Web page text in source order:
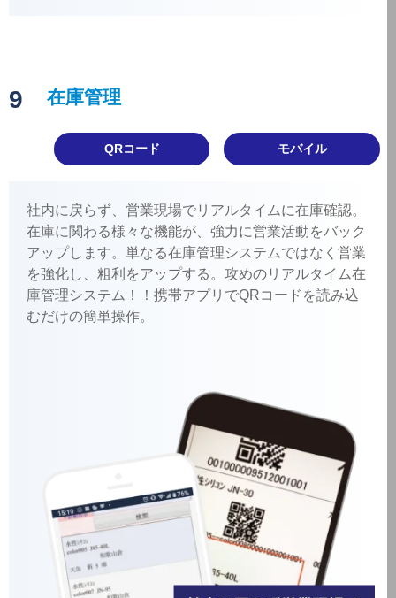
9 在庫管理
QRコード モバイル
社内に戻らず、営業現場でリアルタイムに在庫確認。
在庫に関わる様々な機能が、強力に営業活動をバック
アップします。単なる在庫管理システムではなく営業
を強化し、粗利をアップする。攻めのリアルタイム在
庫管理システム！！携帯アプリでQRコードを読み込
むだけの簡単操作。